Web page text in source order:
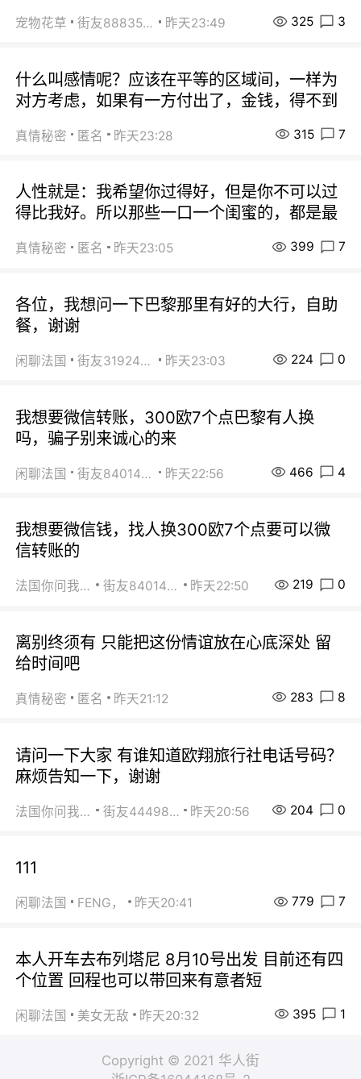
宠物花草 街友88835518 昨天23:49 325 3
什么叫感情呢？应该在平等的区域间，一样为
对方考虑，如果有一方付出了，金钱，得不到
真情秘密 匿名 昨天23:28 315 7
人性就是：我希望你过得好，但是你不可以过
得比我好。所以那些一口一个闺蜜的，都是最
真情秘密 匿名 昨天23:05 399 7
各位，我想问一下巴黎那里有好的大行，自助
餐，谢谢
闲聊法国 街友31924072 昨天23:03 224 0
我想要微信转账，300欧7个点巴黎有人换
吗，骗子别来诚心的来
闲聊法国 街友84014588 昨天22:56 466 4
我想要微信钱，找人换300欧7个点要可以微
信转账的
法国你问我答 街友84014588 昨天22:50 219 0
离别终须有 只能把这份情谊放在心底深处 留
给时间吧
真情秘密 匿名 昨天21:12 283 8
请问一下大家 有谁知道欧翔旅行社电话号码？
麻烦告知一下，谢谢
法国你问我答 街友44498484 昨天20:56 204 0
111
闲聊法国 FENG， 昨天20:41 779 7
本人开车去布列塔尼 8月10号出发 目前还有四
个位置 回程也可以带回来有意者短
闲聊法国 美女无敌 昨天20:32 395 1
Copyright © 2021 华人街